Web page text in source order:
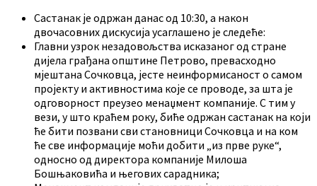
Састанак је одржан данас од 10:30, а након
двочасовних дискусија усаглашено је следеће:
Главни узрок незадовољства исказаног од стране
дијела грађана општине Петрово, превасходно
мјештана Сочковца, јесте неинформисаност о самом
пројекту и активностима које се проводе, за шта је
одговорност преузео менаџмент компаније. С тим у
вези, у што краћем року, биће одржан састанак на који
ће бити позвани сви становници Сочковца и на ком
ће све информације моћи добити „из прве руке“,
односно од директора компаније Милоша
Бошњаковића и његових сарадника;